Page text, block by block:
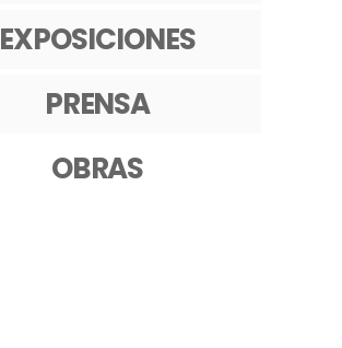
EXPOSICIONES
PRENSA
OBRAS